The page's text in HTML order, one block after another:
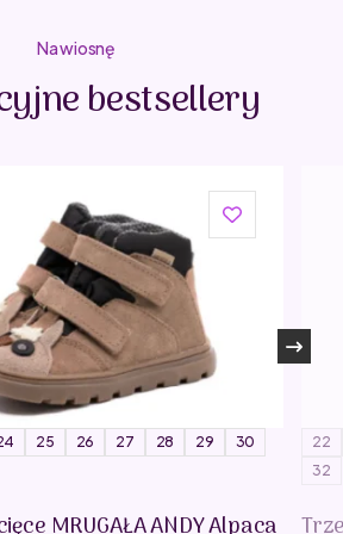
Na wiosnę
bestsellery
25 26 27 28 29
30
22
32